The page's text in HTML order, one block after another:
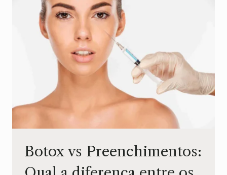
BEBÊS
MAIS
Botox vs Preenchimentos: